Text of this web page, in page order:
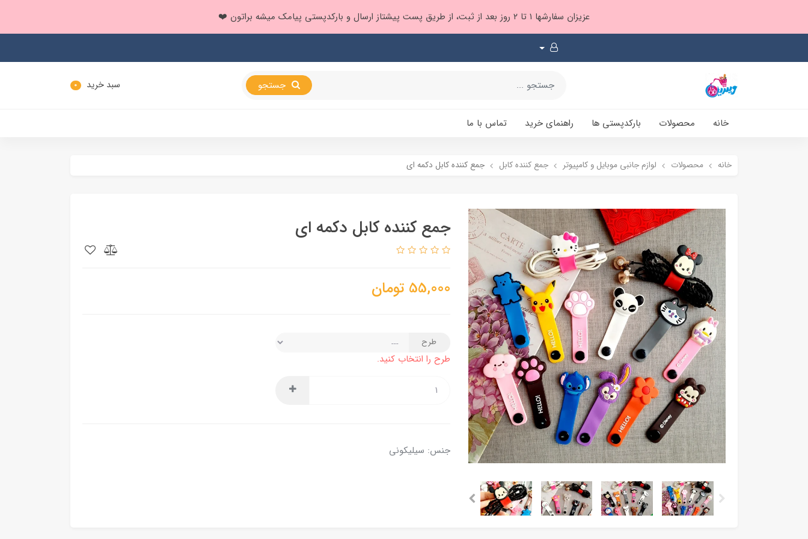
عزیزان سفارشها ۱ تا ۲ روز بعد از ثبت، از طریق پست پیشتاز ارسال و بارکدپستی پیامک میشه براتون ❤️
سبد خرید 0
خانه محصولات بارکدپستی ها راهنمای خرید تماس با ما
خانه محصولات لوازم جانبی موبایل و کامپیوتر جمع کننده کابل جمع کننده کابل دکمه ای
جمع کننده کابل دکمه ای
55,000 تومان
طرح
طرح را انتخاب کنید.
جنس: سیلیکونی